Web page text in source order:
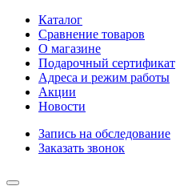
Каталог
Сравнение товаров
О магазине
Подарочный сертификат
Адреса и режим работы
Акции
Новости
Запись на обследование
Заказать звонок